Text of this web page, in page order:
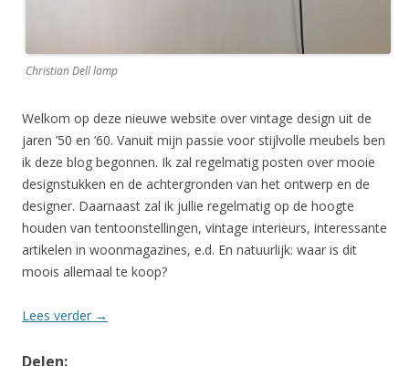
Christian Dell lamp
Welkom op deze nieuwe website over vintage design uit de
jaren ’50 en ’60. Vanuit mijn passie voor stijlvolle meubels ben
ik deze blog begonnen. Ik zal regelmatig posten over mooie
designstukken en de achtergronden van het ontwerp en de
designer. Daarnaast zal ik jullie regelmatig op de hoogte
houden van tentoonstellingen, vintage interieurs, interessante
artikelen in woonmagazines, e.d. En natuurlijk: waar is dit
moois allemaal te koop?
Lees verder →
Delen: